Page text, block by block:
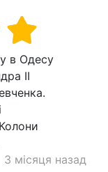
в Одесу
ІІ
3 місяця назад